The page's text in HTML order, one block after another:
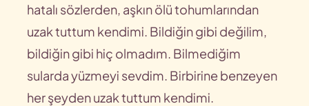
hatalı sözlerden, aşkın ölü tohumlarından
uzak tuttum kendimi. Bildiğin gibi değilim,
bildiğin gibi hiç olmadım. Bilmediğim
sularda yüzmeyi sevdim. Birbirine benzeyen
her şeyden uzak tuttum kendimi.